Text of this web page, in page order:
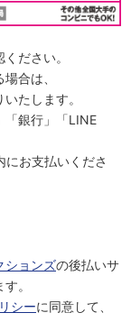
ださい。
合は、
たします。
「銀行」「LINE
お支払いくださ
ションズの後払いサ
。
シーに同意して、